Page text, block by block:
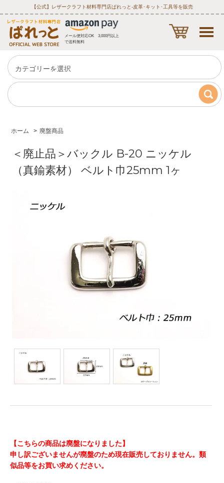
【公式】レザークラフト材料専門店ぱれっと‐皮革･キット･工具等を販売
メール便対応OK 3,000円以上
で送料無料
ホーム > 廃盤商品
＜廃止品＞バックル B-20 ニッケル
（真鍮素材） ベルト巾25mm 1ヶ
【こちらの商品は廃盤になりました】
申し訳ございませんが廃盤のため現在販売しておりません。類
似品等をお買い求めください。